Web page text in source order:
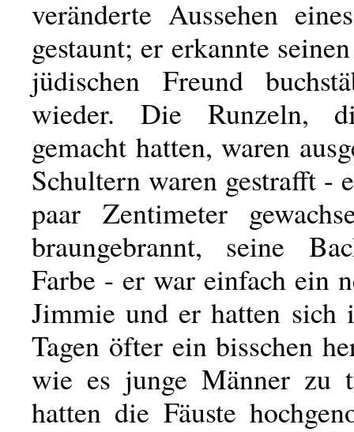
veränderte Aussehen
gestaunt; er erkannte
jüdischen Freund
wieder. Die Runzeln,
gemacht hatten, waren
Schultern waren gestrafft -
paar Zentimeter
braungebrannt, seine
Farbe - er war einfach ein
Jimmie und er hatten sich
Tagen öfter ein bisschen
wie es junge Männer zu
hatten die Fäuste